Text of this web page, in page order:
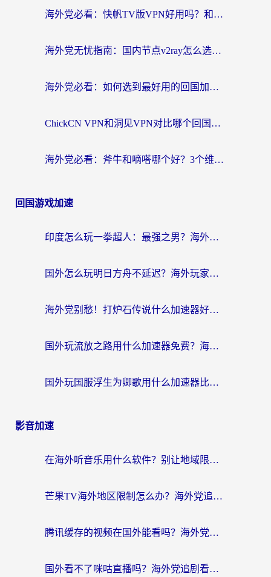
海外党必看：快帆TV版VPN好用吗？和快游VPN对比哪个回国效果更好？附实用避坑指南
海外党无忧指南：国内节点v2ray怎么选？一键回国VPN+多场景实测帮你避坑
海外党必看：如何选到最好用的回国加速器？从节点到售后的全维度指南
ChickCN VPN和洞见VPN对比哪个回国效果更好？海外党亲测3款加速器+避坑指南
海外党必看：斧牛和嘀嗒哪个好？3个维度教你选对回国加速器
回国游戏加速
印度怎么玩一拳超人：最强之男？海外党国服游戏加速避坑指南
国外怎么玩明日方舟不延迟？海外玩家国服游戏加速终极指南（附DNF梦幻诛仙解决方案）
海外党别愁！打炉石传说什么加速器好用？3个实用技巧解决国服游戏卡顿
国外玩流放之路用什么加速器免费？海外党亲测有效的国服游戏加速指南
国外玩国服浮生为卿歌用什么加速器比较好？海外党亲测不踩坑指南
影音加速
在海外听音乐用什么软件？别让地域限制断了你的华语歌单
芒果TV海外地区限制怎么办？海外党追剧看片的实用加速器选择指南
腾讯缓存的视频在国外能看吗？海外党追剧看片的终极解决方案
国外看不了咪咕直播吗？海外党追剧看片的加速器选择指南